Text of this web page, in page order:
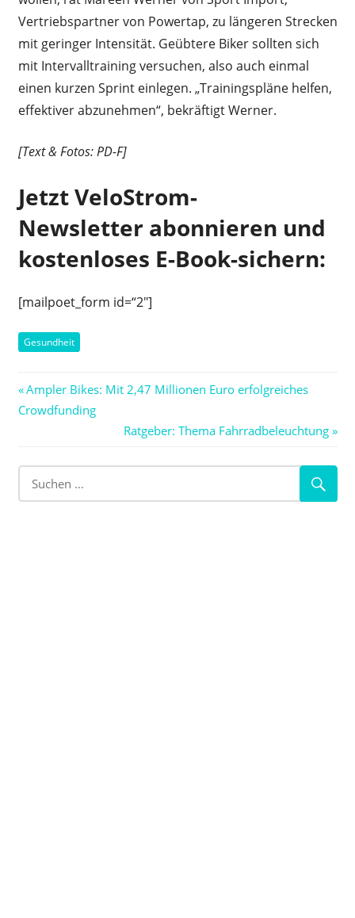
Vertriebspartner von Powertap, zu längeren Strecken
mit geringer Intensität. Geübtere Biker sollten sich
mit Intervalltraining versuchen, also auch einmal
einen kurzen Sprint einlegen. „Trainingspläne helfen,
effektiver abzunehmen“, bekräftigt Werner.
[Text & Fotos: PD-F]
Jetzt VeloStrom-
Newsletter abonnieren und
kostenloses E-Book-sichern:
[mailpoet_form id=“2″]
Gesundheit
Beitragsnavigation
Vorheriger
Beitrag:
Ampler Bikes: Mit 2,47 Millionen Euro erfolgreiches
Crowdfunding
Nächster
Ratgeber: Thema Fahrradbeleuchtung